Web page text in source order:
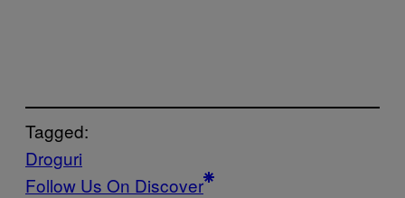
Tagged:
Droguri
Follow Us On Discover